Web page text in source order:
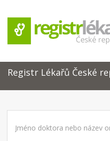
Registr Lékařů České